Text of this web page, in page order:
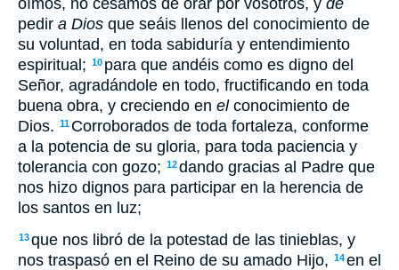
oímos, no cesamos de orar por vosotros, y de
pedir a Dios que seáis llenos del conocimiento de
su voluntad, en toda sabiduría y entendimiento
espiritual; 10 para que andéis como es digno del
Señor, agradándole en todo, fructificando en toda
buena obra, y creciendo en elconocimiento de
Dios. 11 Corroborados de toda fortaleza, conforme
a la potencia de su gloria, para toda paciencia y
tolerancia con gozo; 12dando gracias al Padre que
nos hizo dignos para participar en la herencia de
los santos en luz;
13que nos libró de la potestad de las tinieblas, y
nos traspasó en el Reino de su amado Hijo, 14en el